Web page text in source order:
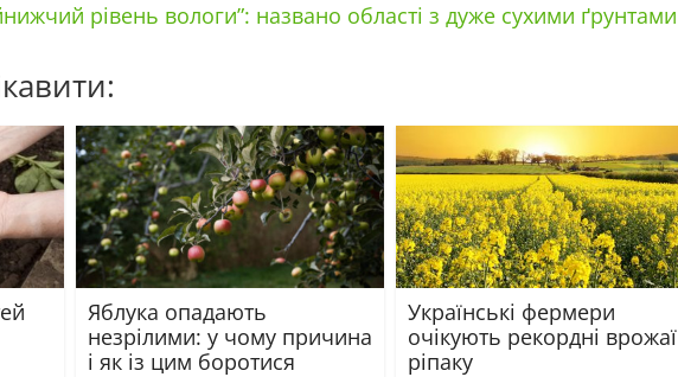
рівень вологи”: названо області з дуже сухими ґрунтами
Яблука опадають
незрілими: у чому причина
і як із цим боротися
Українські фермери
очікують рекордні врожаї
ріпаку